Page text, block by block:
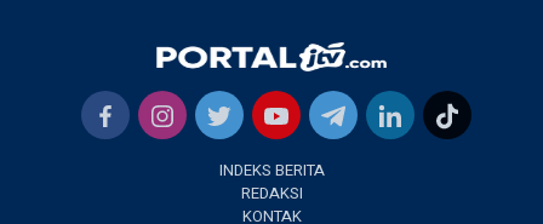
INDEKS BERITA
REDAKSI
KONTAK